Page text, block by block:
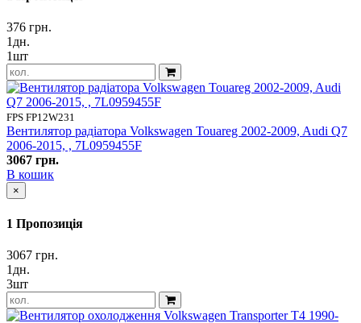
Vectra C
Vito W638
W124
W202
W210
W211
X-Trail T32 / Rogue
X5 (E53)
X5 (G05)
(2018-)
(2018-2024)
(2019-)
(2019-2024)
376 грн.
1дн.
1шт
FPS FP12W231
Вентилятор радіатора Volkswagen Touareg 2002-2009, Audi Q7
2006-2015, , 7L0959455F
3067 грн.
В кошик
×
1 Пропозиція
3067 грн.
1дн.
3шт